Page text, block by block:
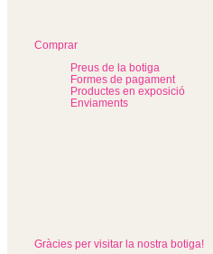
Comprar
Preus de la botiga
Formes de pagament
Productes en exposició
Enviaments
Gràcies per visitar la nostra botiga!